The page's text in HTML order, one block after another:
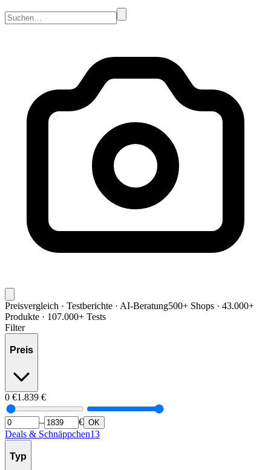
Preisvergleich · Testberichte · AI-Beratung500+ Shops · 43.000+
Produkte · 107.000+ Tests
Filter
Preis
0 €1.839 €
– € OK
Deals & Schnäppchen13
Typ